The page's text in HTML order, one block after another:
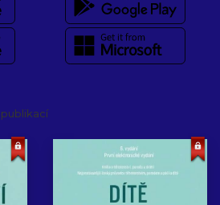
publikací